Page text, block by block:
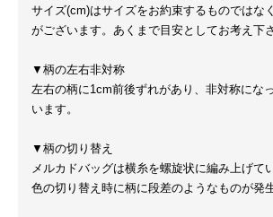
サイズ(cm)はサイズをお約束するものではな
がございます。あくまで目安としてお考え下さ
▼柄の左右非対称
左右の柄に1cm前後ずれがあり、非対称にな
います。
▼柄の切り替え
メルカドバッグは横糸を螺旋状に編み上げて
色の切り替え時に柄に段差のようなものが発